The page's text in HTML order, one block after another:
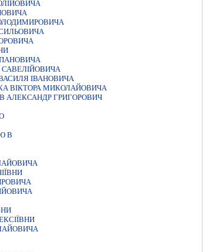
САВЕЛIЙОВИЧА
IВАНОВИЧА
ВІКТОРА МИКОЛАЙОВИЧА
АЛЕКСАНДР ГРИГОРОВИЧ
В